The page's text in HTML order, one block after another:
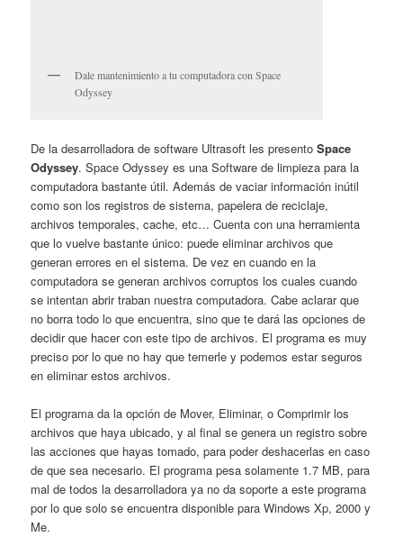
Dale mantenimiento a tu computadora con Space
Odyssey
De la desarrolladora de software Ultrasoft les presento Space
Odyssey. Space Odyssey es una Software de limpieza para la
computadora bastante útil. Además de vaciar información inútil
como son los registros de sistema, papelera de reciclaje,
archivos temporales, cache, etc… Cuenta con una herramienta
que lo vuelve bastante único: puede eliminar archivos que
generan errores en el sistema. De vez en cuando en la
computadora se generan archivos corruptos los cuales cuando
se intentan abrir traban nuestra computadora. Cabe aclarar que
no borra todo lo que encuentra, sino que te dará las opciones de
decidir que hacer con este tipo de archivos. El programa es muy
preciso por lo que no hay que temerle y podemos estar seguros
en eliminar estos archivos.
El programa da la opción de Mover, Eliminar, o Comprimir los
archivos que haya ubicado, y al final se genera un registro sobre
las acciones que hayas tomado, para poder deshacerlas en caso
de que sea necesario. El programa pesa solamente 1.7 MB, para
mal de todos la desarrolladora ya no da soporte a este programa
por lo que solo se encuentra disponible para Windows Xp, 2000 y
Me.